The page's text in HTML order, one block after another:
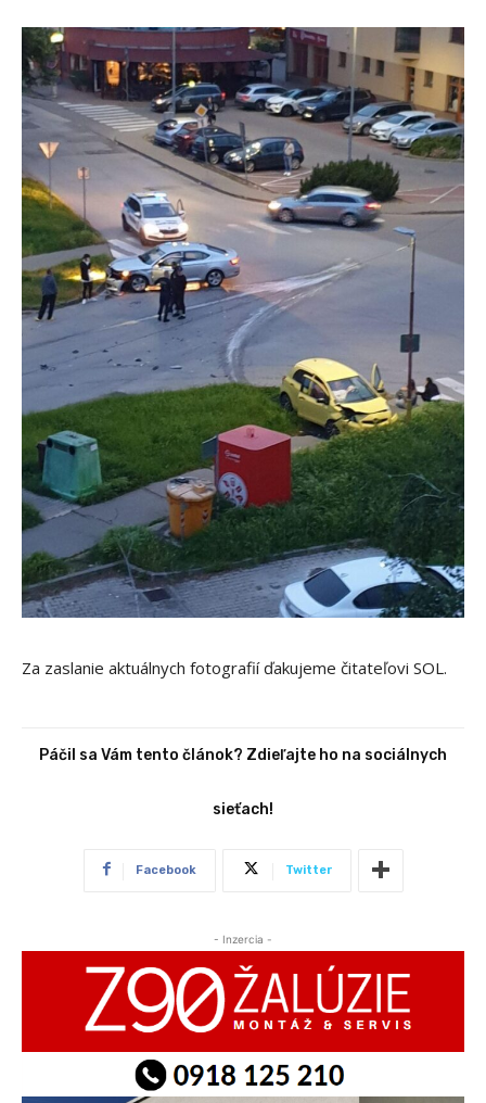
Za zaslanie aktuálnych fotografií ďakujeme čitateľovi SOL.
Páčil sa Vám tento článok? Zdieľajte ho na sociálnych
sieťach!
Facebook Twitter
- Inzercia -